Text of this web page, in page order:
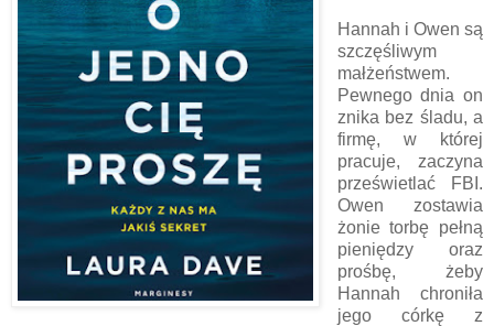
Hannah i Owen są
szczęśliwym
małżeństwem.
Pewnego dnia on
znika bez śladu, a
firmę, w której
pracuje, zaczyna
prześwietlać FBI.
Owen zostawia
żonie torbę pełną
pieniędzy oraz
prośbę, żeby
Hannah chroniła
jego córkę z